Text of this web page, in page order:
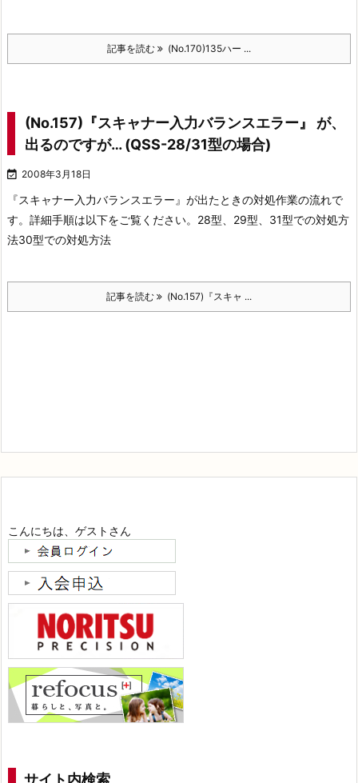
記事を読む (No.170)135ハー ...
(No.157)『スキャナー入力バランスエラー』 が、
出るのですが… (QSS-28/31型の場合)
 2008年3月18日
『スキャナー入力バランスエラー』が出たときの対処作業の流れで
す。 詳細手順は以下をご覧ください。 28型、29型、31型での対処方
法30型での対処方法
記事を読む (No.157)『スキャ ...
こんにちは、ゲストさん
サイト内検索